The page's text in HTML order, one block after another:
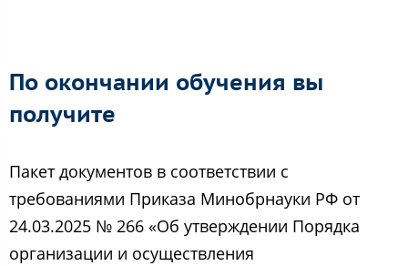
По окончании обучения вы
получите
Пакет документов в соответствии с
требованиями Приказа Минобрнауки РФ от
24.03.2025 № 266 «Об утверждении Порядка
организации и осуществления